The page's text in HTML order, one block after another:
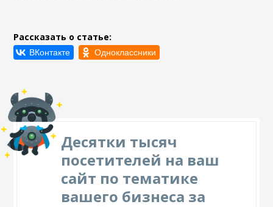
Рассказать о статье:
Десятки тысяч
посетителей на ваш
сайт по тематике
вашего бизнеса за